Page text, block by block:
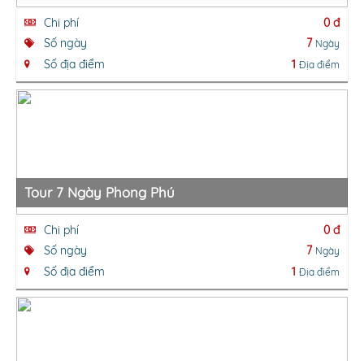
Chi phí
0 đ
Số ngày
7 Ngày
Số địa điểm 1 Địa điểm
Tour 7 Ngày Phong Phú
Chi phí
0 đ
Số ngày
7 Ngày
Số địa điểm 1 Địa điểm